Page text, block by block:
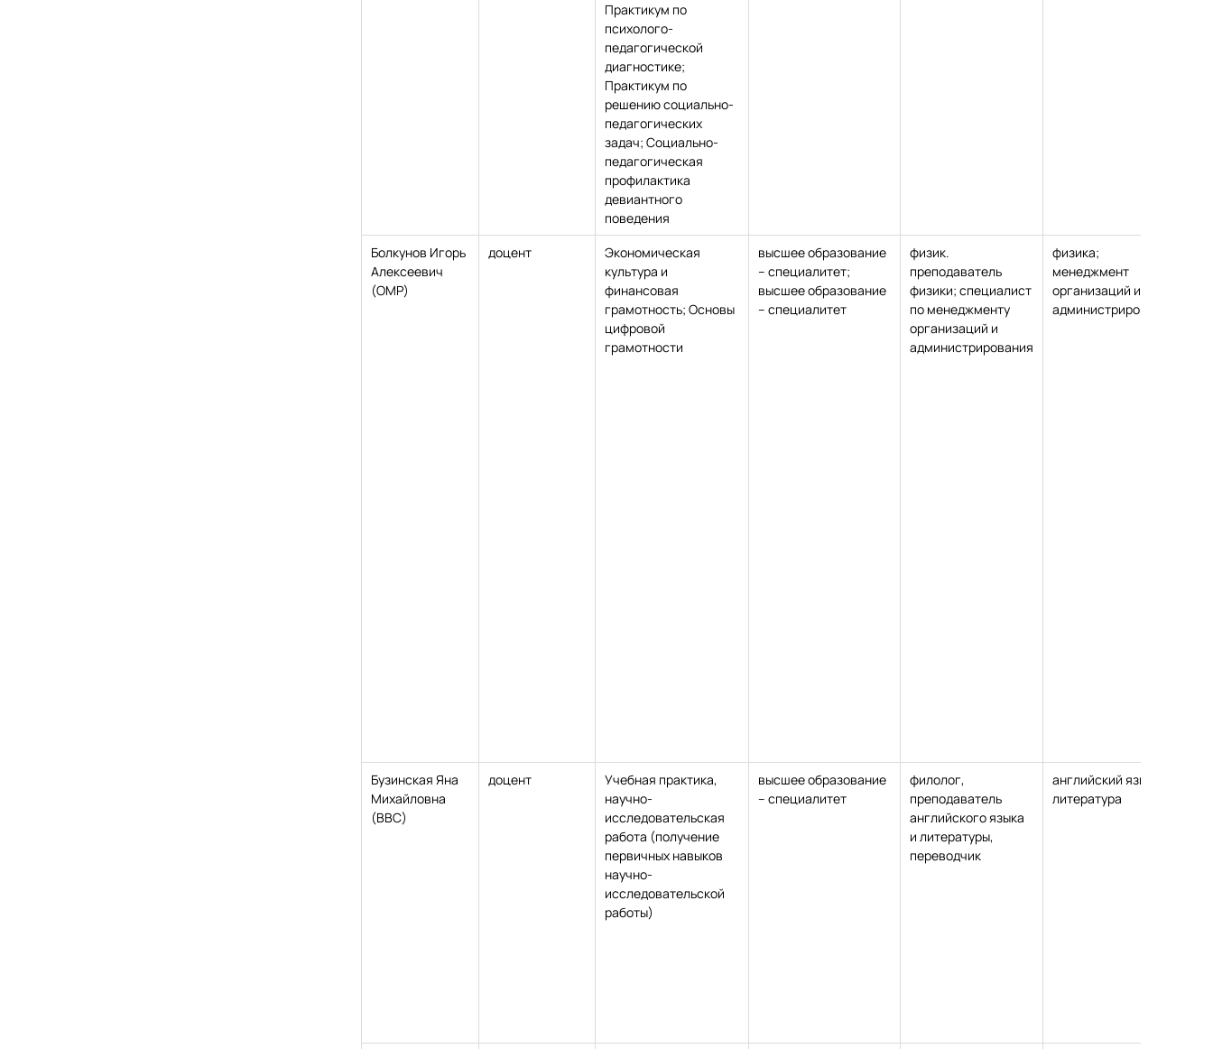
Практикум по
психолого-
педагогической
диагностике;
Практикум по
решению социально-
педагогических
задач; Социально-
педагогическая
профилактика
девиантного
поведения
Болкунов Игорь
Алексеевич
(ОМР)
доцент
Экономическая
культура и
финансовая
грамотность; Основы
цифровой
грамотности
высшее образование
– специалитет;
высшее образование
– специалитет
физик.
преподаватель
физики; специалист
по менеджменту
организаций и
администрирования
физика;
менеджмент
организаций и
администрирования
Бузинская Яна
Михайловна
(ВВС)
доцент
Учебная практика,
научно-
исследовательская
работа (получение
первичных навыков
научно-
исследовательской
работы)
высшее образование
– специалитет
филолог,
преподаватель
английского языка
и литературы,
переводчик
английский язык и
литература